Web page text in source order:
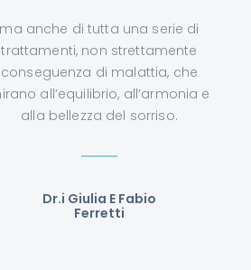
ma anche di tutta una serie di
trattamenti, non strettamente
conseguenza di malattia, che
all’equilibrio, all’armonia e
alla bellezza del sorriso.
Dr.i Giulia E Fabio
Ferretti